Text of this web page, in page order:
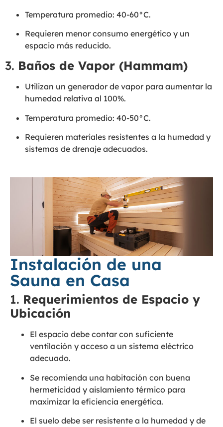
Temperatura promedio: 40-60°C.
Requieren menor consumo energético y un
espacio más reducido.
3. Baños de Vapor (Hammam)
Utilizan un generador de vapor para aumentar la
humedad relativa al 100%.
Temperatura promedio: 40-50°C.
Requieren materiales resistentes a la humedad y
sistemas de drenaje adecuados.
Instalación de una
Sauna en Casa
1. Requerimientos de Espacio y
Ubicación
El espacio debe contar con suficiente
ventilación y acceso a un sistema eléctrico
adecuado.
Se recomienda una habitación con buena
hermeticidad y aislamiento térmico para
maximizar la eficiencia energética.
El suelo debe ser resistente a la humedad y de